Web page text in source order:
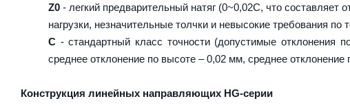
Z0 - легкий предварительный натяг (0~0,02C, что
нагрузки, незначительные толчки и невысокие требования по
C - стандартный класс точности (допустимые
среднее отклонение по высоте – 0,02 мм, среднее
Конструкция линейных направляющих HG-серии